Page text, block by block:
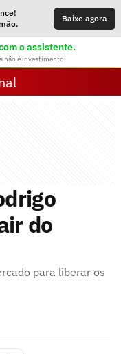
Baixe agora
o assistente.
não é investimento
do
para liberar os